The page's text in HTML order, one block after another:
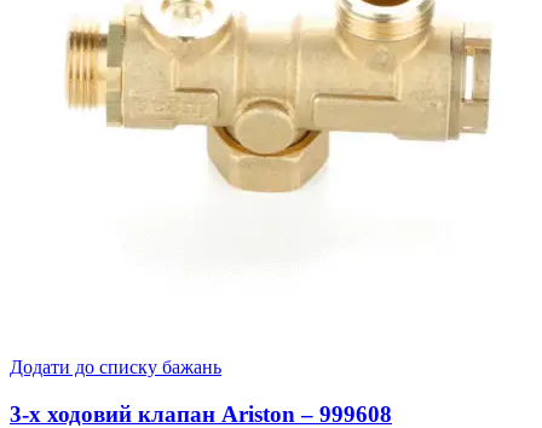
Додати до списку бажань
3-х ходовий клапан Ariston – 999608